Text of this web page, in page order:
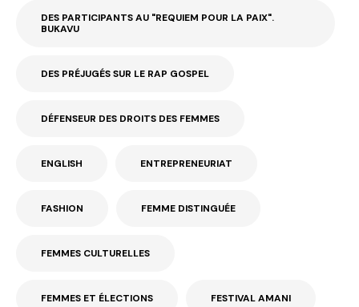
DES PARTICIPANTS AU "REQUIEM POUR LA PAIX".
BUKAVU
DES PRÉJUGÉS SUR LE RAP GOSPEL
DÉFENSEUR DES DROITS DES FEMMES
ENGLISH ENTREPRENEURIAT
FASHION FEMME DISTINGUÉE
FEMMES CULTURELLES
FEMMES ET ÉLECTIONS FESTIVAL AMANI